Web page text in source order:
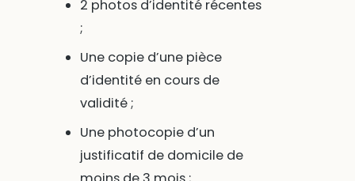
2 photos d’identité récentes
;
Une copie d’une pièce
d’identité en cours de
validité ;
Une photocopie d’un
justificatif de domicile de